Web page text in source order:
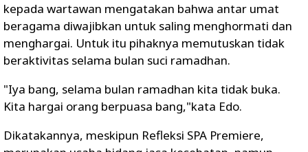
kepada wartawan mengatakan bahwa antar umat
beragama diwajibkan untuk saling menghormati dan
menghargai. Untuk itu pihaknya memutuskan tidak
beraktivitas selama bulan suci ramadhan.
"Iya bang, selama bulan ramadhan kita tidak buka.
Kita hargai orang berpuasa bang,"kata Edo.
Dikatakannya, meskipun Refleksi SPA Premiere,